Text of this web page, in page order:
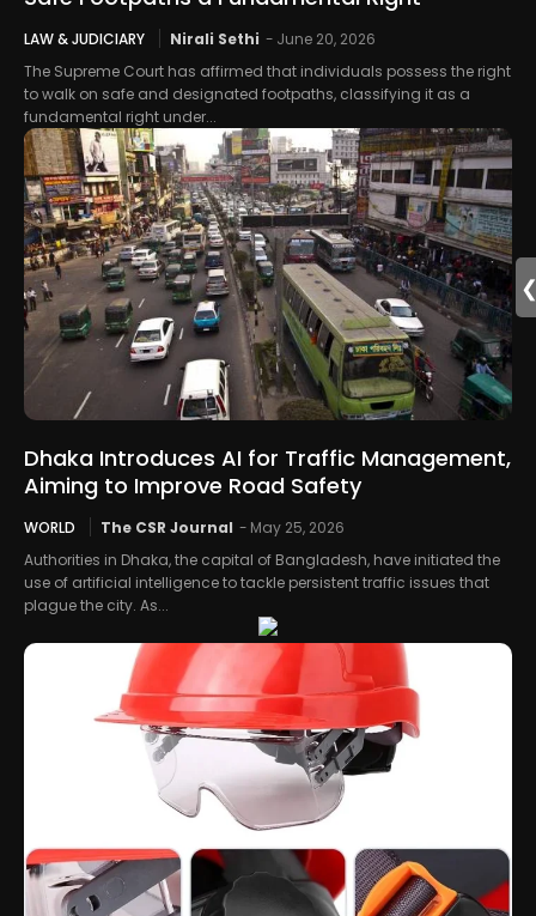
LAW & JUDICIARY Nirali Sethi - June 20, 2026
The Supreme Court has affirmed that individuals possess the right
to walk on safe and designated footpaths, classifying it as a
fundamental right under...
Dhaka Introduces AI for Traffic Management,
Aiming to Improve Road Safety
WORLD The CSR Journal - May 25, 2026
Authorities in Dhaka, the capital of Bangladesh, have initiated the
use of artificial intelligence to tackle persistent traffic issues that
plague the city. As...